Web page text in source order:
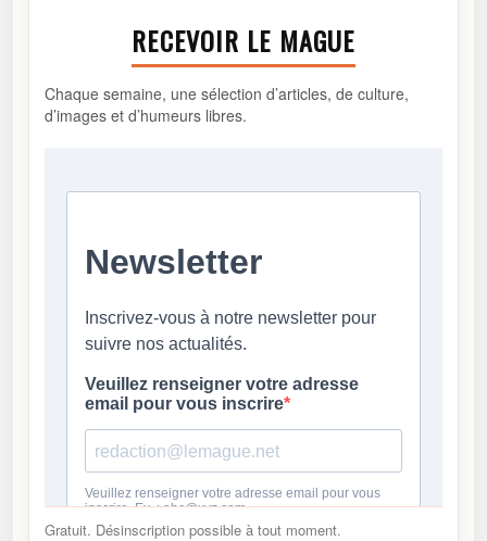
RECEVOIR LE MAGUE
Chaque semaine, une sélection d’articles, de culture,
d’images et d’humeurs libres.
Gratuit. Désinscription possible à tout moment.